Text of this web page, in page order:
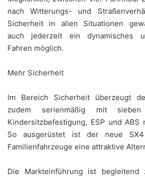
nach Witterungs- und
Sicherheit in allen Situationen
auch jederzeit ein dynamisches
Fahren möglich.
Mehr Sicherheit
Im Bereich Sicherheit überzeugt
zudem serienmäßig mit
Kindersitzbefestigung, ESP und ABS
So ausgerüstet ist der neue
Familienfahrzeuge eine attraktive
Die Markteinführung ist begleitend